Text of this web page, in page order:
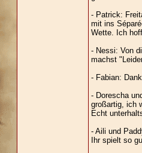
- Patrick:
mit ins
Wette. Ich
- Nessi: Von
machst
- Fabian:
- Dorescha
großartig, ich
Echt
- Aili und
Ihr spielt so